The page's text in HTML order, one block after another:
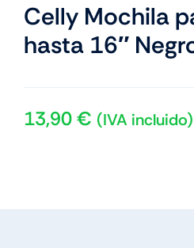
Celly Mochila
hasta 16″
13,90€ (IVA incluido)